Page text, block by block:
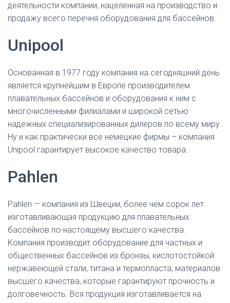
деятельности компании, нацеленная на производство и
продажу всего перечня оборудования для бассейнов.
Unipool
Основанная в 1977 году компания на сегодняшний день
является крупнейшим в Европе производителем
плавательных бассейнов и оборудования к ним с
многочисленными филиалами и широкой сетью
надежных специализированных дилеров по всему миру.
Ну и как практически все немецкие фирмы – компания
Unipool гарантирует высокое качество товара.
Pahlen
Pahlen — компания из Швеции, более чем сорок лет
изготавливающая продукцию для плавательных
бассейнов по-настоящему высшего качества.
Компания производит оборудование для частных и
общественных бассейнов из бронзы, кислотостойкой
нержавеющей стали, титана и термопласта, материалов
высшего качества, которые гарантируют прочность и
долговечность. Вся продукция изготавливается на